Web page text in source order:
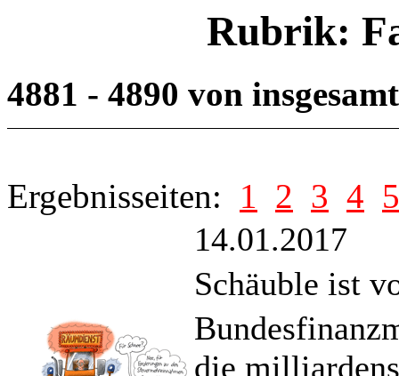
Rubrik:
4881 - 4890 von
Ergebnisseiten: 1 2 3 4 5
14.01.2017
Schäuble ist
die